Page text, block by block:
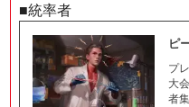
■統率者
ピ
プ
大
者